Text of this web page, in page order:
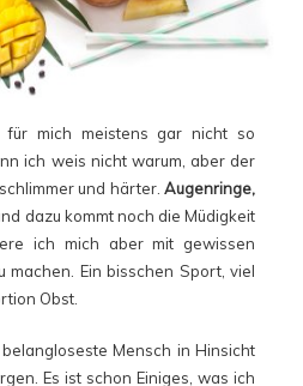
mich meistens gar nicht so
ich weis nicht warum, aber der
und härter. Augenringe,
dazu kommt noch die Müdigkeit
ich mich aber mit gewissen
machen. Ein bisschen Sport, viel
Obst.
Mensch in Hinsicht
Es ist schon Einiges, was ich